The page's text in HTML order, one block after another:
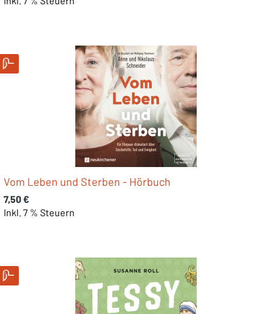
Vom Leben und Sterben - Hörbuch
Regulärer Preis:
7,50 €
Inkl. 7 % Steuern